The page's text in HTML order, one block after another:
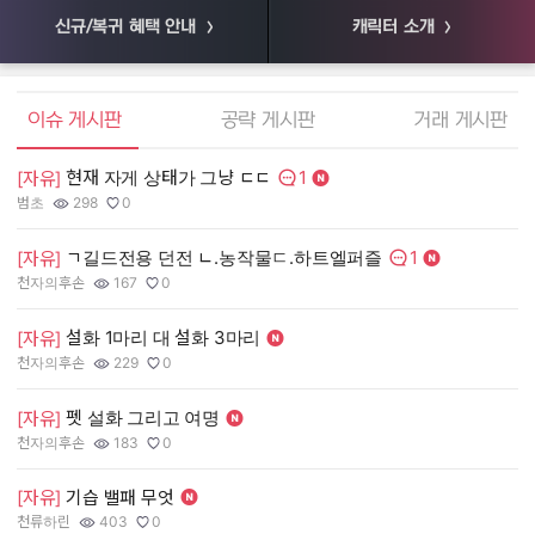
신규/복귀 혜택 안내 캐릭터 소개
엘소드 커뮤니티
이슈 게시판 공략 게시판 거래 게시판
[자유] 현재 자게 상태가 그냥 ㄷㄷ 댓글수:
1
작성자:
범초
조회수:
298
추천수:
0
[자유] ㄱ길드전용 던전 ㄴ.농작물ㄷ.하트엘퍼즐 댓글수:
1
작성자:
천자의후손
조회수:
167
추천수:
0
[자유] 설화 1마리 대 설화 3마리
작성자:
천자의후손
조회수:
229
추천수:
0
[자유] 펫 설화 그리고 여명
작성자:
천자의후손
조회수:
183
추천수:
0
[자유] 기습 밸패 무엇
천류하린 403 0